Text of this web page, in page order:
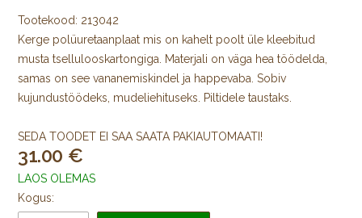
Tootekood: 213042
Kerge polüuretaanplaat mis on kahelt poolt üle kleebitud
musta tsellulooskartongiga. Materjali on väga hea töödelda,
samas on see vananemiskindel ja happevaba. Sobiv
kujundustöödeks, mudeliehituseks. Piltidele taustaks.
SEDA TOODET EI SAA SAATA PAKIAUTOMAATI!
31.00
LAOS OLEMAS
Kogus: